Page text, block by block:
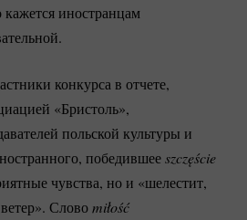
иностранцам
конкурса в отчете,
«Бристоль»,
польской культуры и
победившееszczęście
чувства, но и «шелестит,
Словоmiłość